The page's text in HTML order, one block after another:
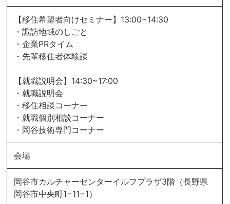
【移住希望者向けセミナー】13:00~14:30
・諏訪地域のしごと
・企業PRタイム
・先輩移住者体験談
【就職説明会】14:30~17:00
・就職説明会
・移住相談コーナー
・就職個別相談コーナー
・岡谷技術専門コーナー
会場
岡谷市カルチャーセンターイルフプラザ3階（長野県
岡谷市中央町1−11−1）